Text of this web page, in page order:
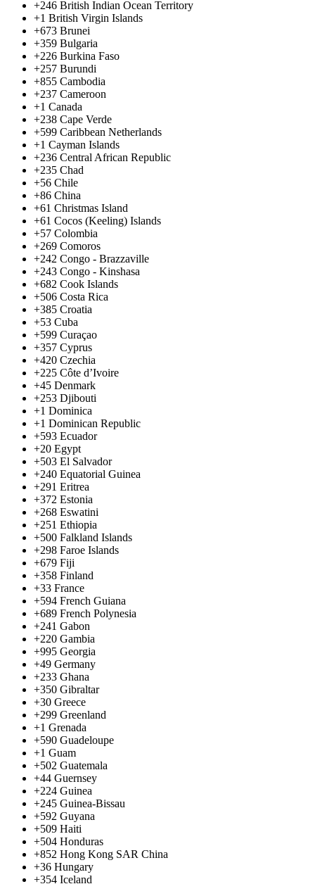
+246 British Indian Ocean Territory
+1 British Virgin Islands
+673 Brunei
+359 Bulgaria
+226 Burkina Faso
+257 Burundi
+855 Cambodia
+237 Cameroon
+1 Canada
+238 Cape Verde
+599 Caribbean Netherlands
+1 Cayman Islands
+236 Central African Republic
+235 Chad
+56 Chile
+86 China
+61 Christmas Island
+61 Cocos (Keeling) Islands
+57 Colombia
+269 Comoros
+242 Congo - Brazzaville
+243 Congo - Kinshasa
+682 Cook Islands
+506 Costa Rica
+385 Croatia
+53 Cuba
+599 Curaçao
+357 Cyprus
+420 Czechia
+225 Côte d’Ivoire
+45 Denmark
+253 Djibouti
+1 Dominica
+1 Dominican Republic
+593 Ecuador
+20 Egypt
+503 El Salvador
+240 Equatorial Guinea
+291 Eritrea
+372 Estonia
+268 Eswatini
+251 Ethiopia
+500 Falkland Islands
+298 Faroe Islands
+679 Fiji
+358 Finland
+33 France
+594 French Guiana
+689 French Polynesia
+241 Gabon
+220 Gambia
+995 Georgia
+49 Germany
+233 Ghana
+350 Gibraltar
+30 Greece
+299 Greenland
+1 Grenada
+590 Guadeloupe
+1 Guam
+502 Guatemala
+44 Guernsey
+224 Guinea
+245 Guinea-Bissau
+592 Guyana
+509 Haiti
+504 Honduras
+852 Hong Kong SAR China
+36 Hungary
+354 Iceland